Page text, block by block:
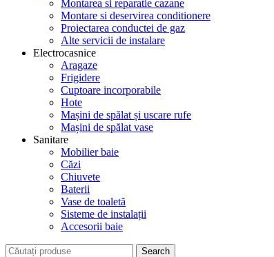
Montarea si reparatie cazane
Montare si deservirea conditionere
Proiectarea conductei de gaz
Alte servicii de instalare
Electrocasnice
Aragaze
Frigidere
Cuptoare incorporabile
Hote
Mașini de spălat și uscare rufe
Mașini de spălat vase
Sanitare
Mobilier baie
Căzi
Chiuvete
Baterii
Vase de toaletă
Sisteme de instalații
Accesorii baie
Search